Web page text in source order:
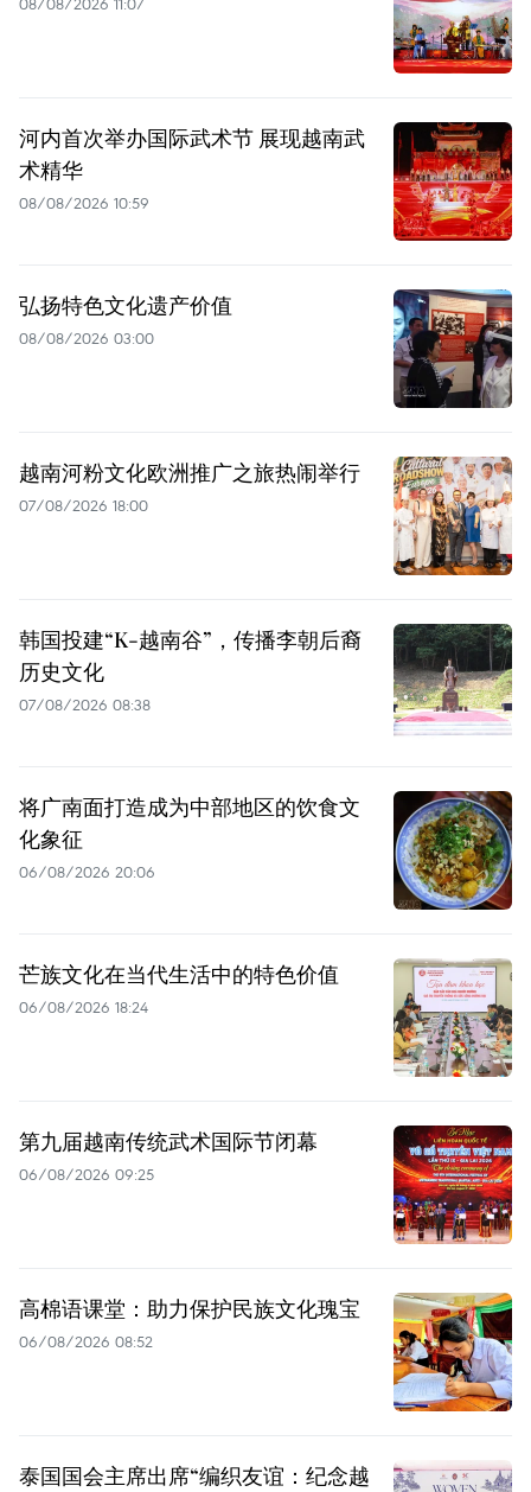
河内首次举办国际武术节 展现越南武
术精华
08/08/2026 10:59
弘扬特色文化遗产价值
08/08/2026 03:00
越南河粉文化欧洲推广之旅热闹举行
07/08/2026 18:00
韩国投建“K-越南谷”，传播李朝后裔
历史文化
07/08/2026 08:38
将广南面打造成为中部地区的饮食文
化象征
06/08/2026 20:06
芒族文化在当代生活中的特色价值
06/08/2026 18:24
第九届越南传统武术国际节闭幕
06/08/2026 09:25
高棉语课堂：助力保护民族文化瑰宝
06/08/2026 08:52
泰国国会主席出席“编织友谊：纪念越